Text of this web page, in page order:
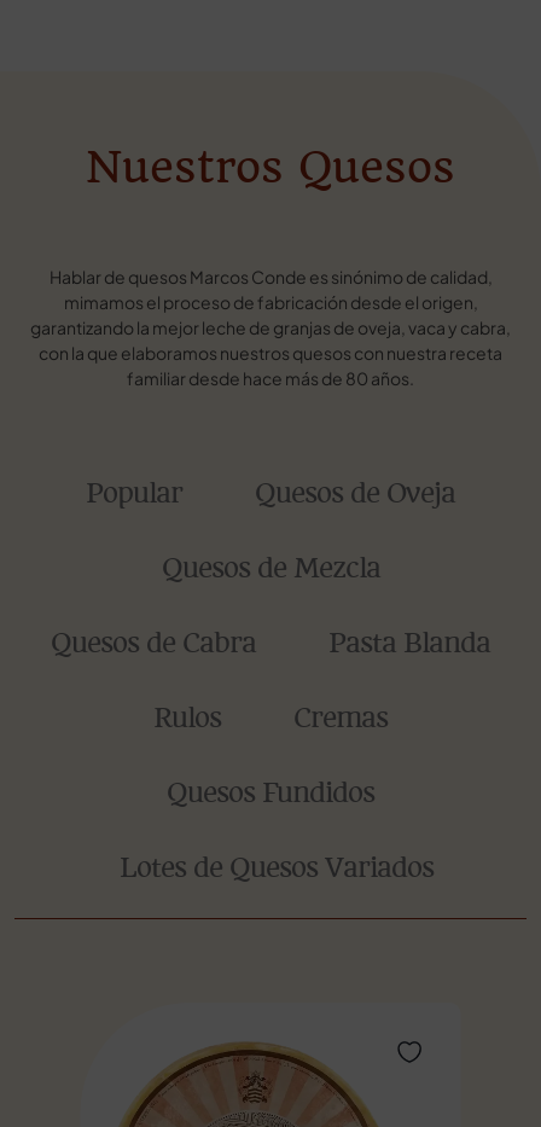
Nuestros Quesos
Hablar de quesos Marcos Conde es sinónimo de calidad,
mimamos el proceso de fabricación desde el origen,
garantizando la mejor leche de granjas de oveja, vaca y cabra,
con la que elaboramos nuestros quesos con nuestra receta
familiar desde hace más de 80 años.
Popular Quesos de Oveja
Quesos de Mezcla
Quesos de Cabra Pasta Blanda
Rulos Cremas
Quesos Fundidos
Lotes de Quesos Variados